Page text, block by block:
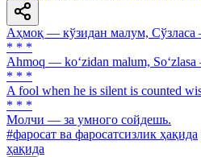
Аҳмоқ — кўзидан малум, Сўзласа
* * *
Ahmoq — ko‘zidan malum,
* * *
A fool when he is silent is counted
* * *
Молчи — за умного сойдешь.
#фаросат ва фаросатсизлик ҳақида
ҳақида